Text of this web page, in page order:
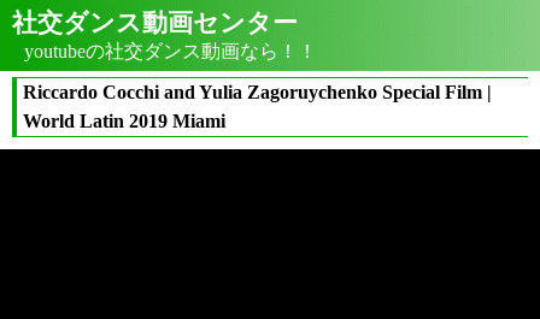
社交ダンス動画センター
youtubeの社交ダンス動画なら！！
Riccardo Cocchi and Yulia Zagoruychenko Special Film |
World Latin 2019 Miami